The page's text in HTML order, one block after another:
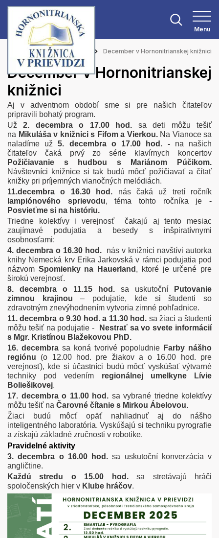
Menu
Hlavná stránka Aktuality December v Hornonitrianskej knižnici
December v Hornonitrianskej
knižnici
Aj v adventnom období sme si pre našich čitateľov
pripravili bohatý program.
Už2. decembra o 17.00 hod. sa deti môžu tešiť
na Mikuláša v knižnici s Fifom a Vierkou. Na Vianoce sa
naladíme už 5. decembra o 17.00 hod. - na našich
čitateľov čaká prvý zo série klavírnych koncertov
Požičiavanie s hudbou s Mariánom Púčikom.
Návštevníci knižnice si tak budú môcť požičiavať a čítať
knižky pri príjemných vianočných melódiách.
11.decembra o 16.30 hod. nás čaká už tretí ročník
lampiónového sprievodu, téma tohto ročníka je-
Posvieťme si na históriu.
Triedne kolektívy i verejnosť čakajú aj tento mesiac
zaujímavé podujatia a besedy s inšpiratívnymi
osobnosťami:
4. decembra o 16.30 hod.
nás v knižnici navštívi autorka
knihy Nemecká krv Erika Jarkovská v rámci podujatia pod
názvom Spomienky na Hauerland , ktoré je určené pre
širokú verejnosť.
8. decembra o 11.15 hod. sa uskutoční
Putovanie
zimnou krajinou – podujatie, kde si študenti so
zdravotným znevýhodnením vytvoria zimné pohľadnice.
11. decembra o 9.30 hod. a 11.30 hod. sa žiaci a študenti
môžu tešiť na podujatie -
Nestrať sa vo svete informácií
s Mgr. Kristínou Blažekovou PhD.
16. decembra sa koná tvorivé popoludnie Farby nášho
regiónu (o 12.00 hod. pre žiakov a o 16.00 hod. pre
verejnosť), kde si účastníci budú môcť vyskúšať výtvarné
techniky pod vedením regionálnej umelkyne Lívie
Boliešikovej.
17. decembra o 11.00 hod. sa vybrané triedne kolektívy
môžu tešiť na Čarovné čítanie s Mirkou Ábelovou.
Žiaci budú môcť opäť nahliadnuť aj do nášho
inteligentného laboratória. Vyskúšajú si techniku pyrografie
a získajú základné zručnosti v robotike.
Pravidelné aktivity
3. decembra o 16.00 hod. sa uskutoční konverzácia v
angličtine.
Každú stredu o 15.00 hod.sa stretávajú hráči
spoločenských hier v Klube hráčov.